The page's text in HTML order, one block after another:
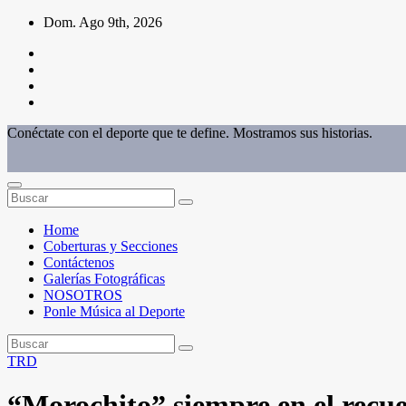
Saltar
contenido
Dom. Ago 9th, 2026
Conéctate con el deporte que te define. Mostramos sus historias.
Home
Coberturas y Secciones
Contáctenos
Galerías Fotográficas
NOSOTROS
Ponle Música al Deporte
TRD